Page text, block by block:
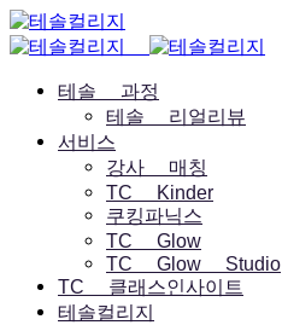
테솔 과정
테솔 리얼리뷰
서비스
강사 매칭
TC Kinder
쿠킹파닉스
TC Glow
TC Glow Studio
TC 클래스인사이트
테솔컬리지